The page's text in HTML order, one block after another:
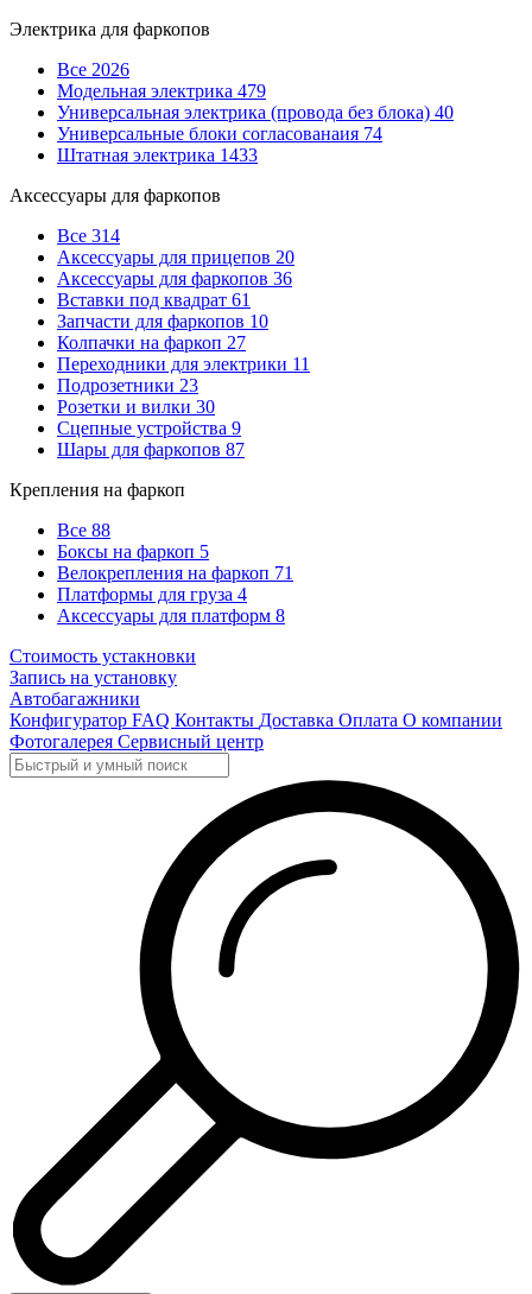
Электрика для фаркопов
Все 2026
Модельная электрика 479
Универсальная электрика (провода без блока) 40
Универсальные блоки согласованаия 74
Штатная электрика 1433
Аксессуары для фаркопов
Все 314
Аксессуары для прицепов 20
Аксессуары для фаркопов 36
Вставки под квадрат 61
Запчасти для фаркопов 10
Колпачки на фаркоп 27
Переходники для электрики 11
Подрозетники 23
Розетки и вилки 30
Сцепные устройства 9
Шары для фаркопов 87
Крепления на фаркоп
Все 88
Боксы на фаркоп 5
Велокрепления на фаркоп 71
Платформы для груза 4
Аксессуары для платформ 8
Стоимость устакновки
Запись на установку
Автобагажники
Конфигуратор FAQ Контакты Доставка Оплата О компании
Фотогалерея Сервисный центр